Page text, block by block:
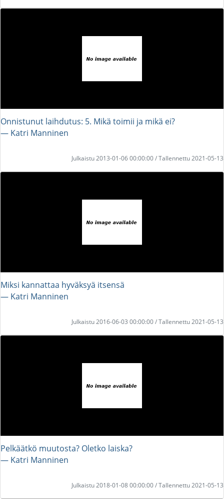
Onnistunut laihdutus: 5. Mikä toimii ja mikä ei?
― Katri Manninen
Julkaistu 2013-01-06 00:00:00 / Tallennettu 2021-05-13
Miksi kannattaa hyväksyä itsensä
― Katri Manninen
Julkaistu 2016-06-03 00:00:00 / Tallennettu 2021-05-13
Pelkäätkö muutosta? Oletko laiska?
― Katri Manninen
Julkaistu 2018-01-08 00:00:00 / Tallennettu 2021-05-13